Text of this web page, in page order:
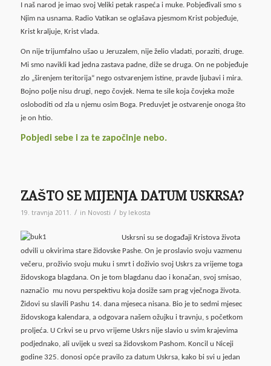
I naš narod je imao svoj Veliki petak raspeća i muke. Pobjeđivali smo s
Njim na usnama. Radio Vatikan se oglašava pjesmom Krist pobjeđuje,
Krist kraljuje, Krist vlada.
On nije trijumfalno ušao u Jeruzalem, nije želio vladati, poraziti, druge.
Mi smo navikli kad jedna zastava padne, diže se druga. On ne pobjeđuje
zlo „širenjem teritorija“ nego ostvarenjem istine, pravde ljubavi i mira.
Bojno polje nisu drugi, nego čovjek. Nema te sile koja čovjeka može
osloboditi od zla u njemu osim Boga. Preduvjet je ostvarenje onoga što
je on htio.
Pobjedi sebe i za te započinje nebo.
ZAŠTO SE MIJENJA DATUM USKRSA?
19. travnja 2011. / in Novosti / by lekosta
Uskrsni su se događaji Kristova života
odvili u okvirima stare židovske Pashe. On je proslavio svoju vazmenu
večeru, proživio svoju muku i smrt i doživio svoj Uskrs za vrijeme toga
židovskoga blagdana. On je tom blagdanu dao i konačan, svoj smisao,
naznačio mu novu perspektivu koja dosiže sam prag vječnoga života.
Židovi su slavili Pashu 14. dana mjeseca nisana. Bio je to sedmi mjesec
židovskoga kalendara, a odgovara našem ožujku i travnju, s početkom
proljeća. U Crkvi se u prvo vrijeme Uskrs nije slavio u svim krajevima
podjednako, ali uvijek u svezi sa židovskom Pashom. Koncil u Niceji
godine 325. donosi opće pravilo za datum Uskrsa, kako bi svi u jedan